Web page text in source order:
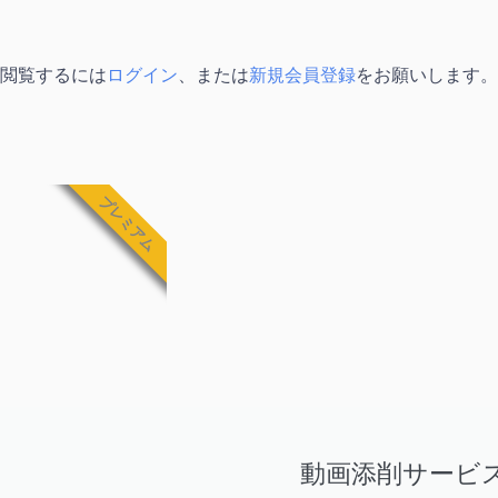
閲覧するには ログイン、または新規会員登録をお願いします。
動画添削サービ
プレミアム